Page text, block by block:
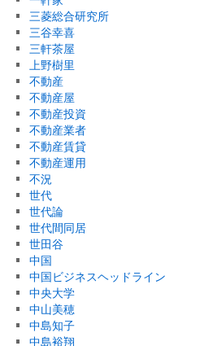
三菱総合研究所
三谷幸喜
三軒茶屋
上野樹里
不動産
不動産屋
不動産投資
不動産業者
不動産賃貸
不動産運用
不況
世代
世代論
世代間同居
世田谷
中国
中国ビジネスヘッドライン
中央大学
中山美穂
中島知子
中島裕翔